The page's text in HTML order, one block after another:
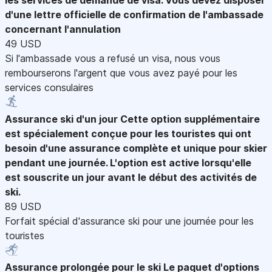
d'une lettre officielle de confirmation de l'ambassade
concernant l'annulation
49 USD
Si l'ambassade vous a refusé un visa, nous vous
rembourserons l'argent que vous avez payé pour les
services consulaires
Assurance ski d'un jour Cette option supplémentaire
est spécialement conçue pour les touristes qui ont
besoin d'une assurance complète et unique pour skier
pendant une journée. L'option est active lorsqu'elle
est souscrite un jour avant le début des activités de
ski.
89 USD
Forfait spécial d'assurance ski pour une journée pour les
touristes
Assurance prolongée pour le ski Le paquet d'options